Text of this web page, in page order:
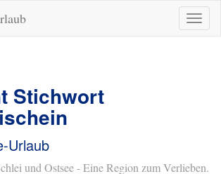
ein-/
Stichwort
Urlaub
und Ostsee - Eine Region zum Verlieben.